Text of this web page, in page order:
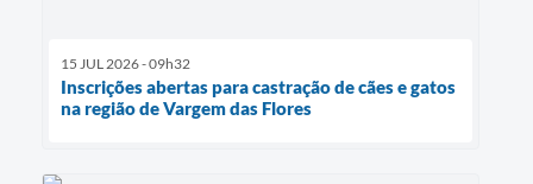
15 JUL 2026 - 09h32
Inscrições abertas para castração de cães e gatos
na região de Vargem das Flores